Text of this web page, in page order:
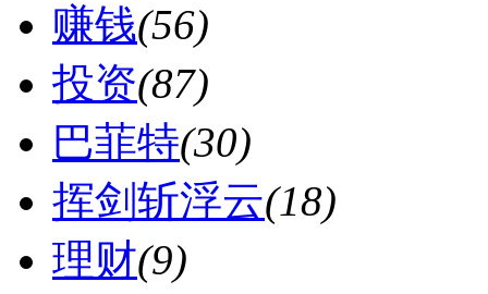
赚钱(56)
投资(87)
巴菲特(30)
挥剑斩浮云(18)
理财(9)